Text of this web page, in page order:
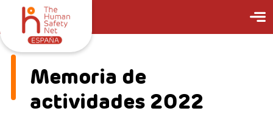
Memoria de
actividades 2022